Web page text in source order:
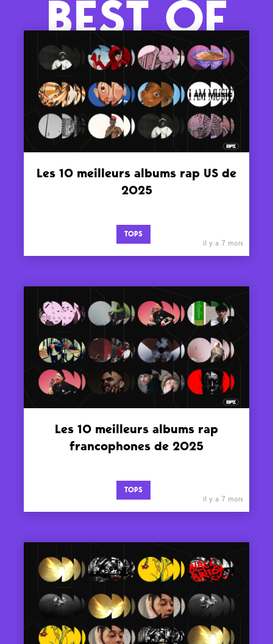
BEST OF
Les 10 meilleurs albums rap US de
2025
TOPS
il y a 7 mois
Les 10 meilleurs albums rap
francophones de 2025
TOPS
il y a 7 mois